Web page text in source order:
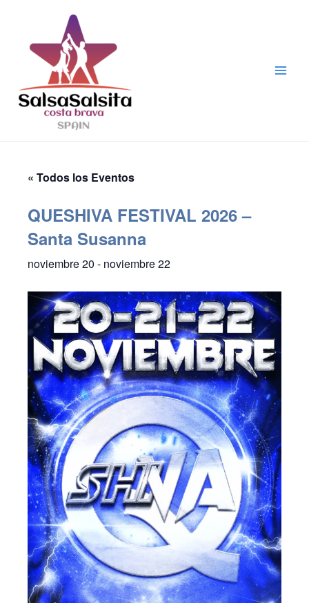
« Todos los Eventos
QUESHIVA FESTIVAL 2026 –
Santa Susanna
noviembre 20 - noviembre 22